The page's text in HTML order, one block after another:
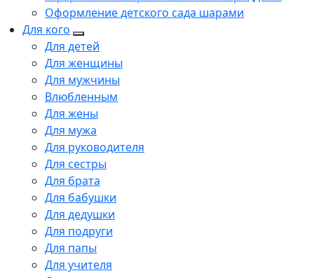
Оформление детского сада шарами
Для кого
Для детей
Для женщины
Для мужчины
Влюбленным
Для жены
Для мужа
Для руководителя
Для сестры
Для брата
Для бабушки
Для дедушки
Для подруги
Для папы
Для учителя